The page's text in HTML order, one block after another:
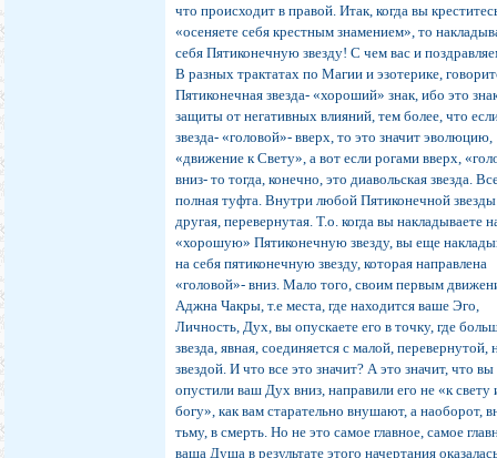
что происходит в правой. Итак, когда вы
«осеняете себя крестным знамением», то
себя Пятиконечную звезду! С чем вас и
В разных трактатах по Магии и эзотерике,
Пятиконечная звезда- «хороший» знак, ибо это
защиты от негативных влияний, тем более, что
звезда- «головой»- вверх, то это значит эволюцию,
«движение к Свету», а вот если рогами вверх,
вниз- то тогда, конечно, это диавольская звезда.
полная туфта. Внутри любой Пятиконечной звезды
другая, перевернутая. Т.о. когда вы накладываете
«хорошую» Пятиконечную звезду, вы еще
на себя пятиконечную звезду, которая направлена
«головой»- вниз. Мало того, своим первым
Аджна Чакры, т.е места, где находится ваше Эго,
Личность, Дух, вы опускаете его в точку, где
звезда, явная, соединяется с малой, перевернутой,
звездой. И что все это значит? А это значит, что вы
опустили ваш Дух вниз, направили его не «к свету
богу», как вам старательно внушают, а наоборот,
тьму, в смерть. Но не это самое главное, самое
ваша Душа в результате этого начертания